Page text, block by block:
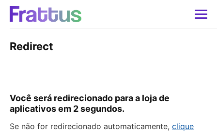
Redirect
Você será redirecionado para a loja de
aplicativos em 2segundos.
Se não for redirecionado automaticamente, clique